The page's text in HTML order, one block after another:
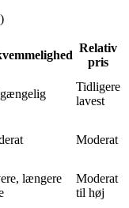
Relativ
pris
Tidligere
lavest
Moderat
længere
Moderat
til høj